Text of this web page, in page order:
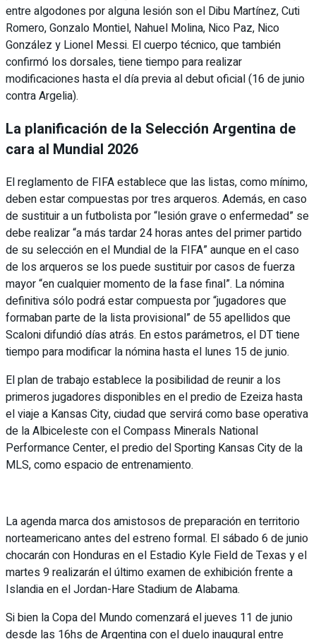
entre algodones por alguna lesión son el Dibu Martínez, Cuti
Romero, Gonzalo Montiel, Nahuel Molina, Nico Paz, Nico
González y Lionel Messi. El cuerpo técnico, que también
confirmó los dorsales, tiene tiempo para realizar
modificaciones hasta el día previa al debut oficial (16 de junio
contra Argelia).
La planificación de la Selección Argentina de
cara al Mundial 2026
El reglamento de FIFA establece que las listas, como mínimo,
deben estar compuestas por tres arqueros. Además, en caso
de sustituir a un futbolista por “lesión grave o enfermedad” se
debe realizar “a más tardar 24 horas antes del primer partido
de su selección en el Mundial de la FIFA” aunque en el caso
de los arqueros se los puede sustituir por casos de fuerza
mayor “en cualquier momento de la fase final”. La nómina
definitiva sólo podrá estar compuesta por “jugadores que
formaban parte de la lista provisional” de 55 apellidos que
Scaloni difundió días atrás. En estos parámetros, el DT tiene
tiempo para modificar la nómina hasta el lunes 15 de junio.
El plan de trabajo establece la posibilidad de reunir a los
primeros jugadores disponibles en el predio de Ezeiza hasta
el viaje a Kansas City, ciudad que servirá como base operativa
de la Albiceleste con el Compass Minerals National
Performance Center, el predio del Sporting Kansas City de la
MLS, como espacio de entrenamiento.
La agenda marca dos amistosos de preparación en territorio
norteamericano antes del estreno formal. El sábado 6 de junio
chocarán con Honduras en el Estadio Kyle Field de Texas y el
martes 9 realizarán el último examen de exhibición frente a
Islandia en el Jordan-Hare Stadium de Alabama.
Si bien la Copa del Mundo comenzará el jueves 11 de junio
desde las 16hs de Argentina con el duelo inaugural entre